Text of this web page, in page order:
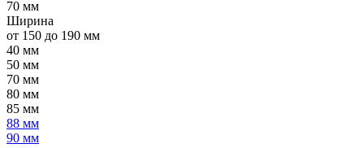
70 мм
Ширина
от 150 до 190 мм
40 мм
50 мм
70 мм
80 мм
85 мм
88 мм
90 мм